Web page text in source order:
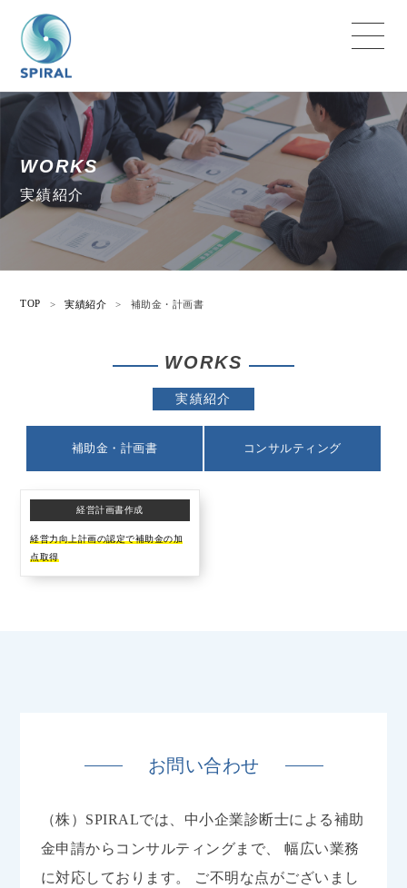
WORKS
実績紹介
TOP > 実績紹介 > 補助金・計画書
WORKS
実績紹介
補助金・計画書 コンサルティング
経営計画書作成
経営力向上計画の認定で補助金の加
点取得
お問い合わせ
（株）SPIRALでは、中小企業診断士による補助
金申請からコンサルティングまで、
幅広い業務
に対応しております。
ご不明な点がございまし